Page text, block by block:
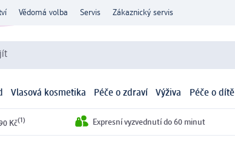
Vědomá volba Servis Zákaznický servis
Vlasová kosmetika Péče o zdraví Výživa Péče o dítě
Kč(1) Expresní vyzvednutí do 60 minut